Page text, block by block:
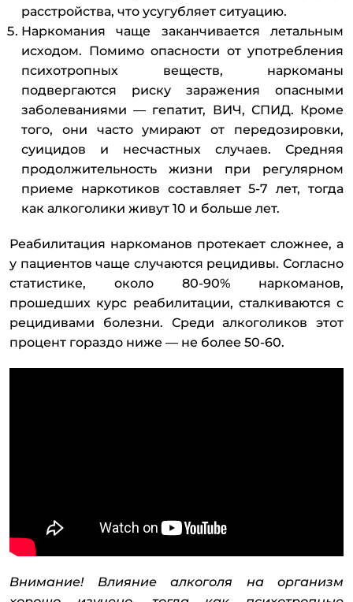
расстройства, что усугубляет ситуацию.
Наркомания чаще заканчивается летальным
исходом. Помимо опасности от употребления
психотропных веществ, наркоманы
подвергаются риску заражения опасными
заболеваниями — гепатит, ВИЧ, СПИД. Кроме
того, они часто умирают от передозировки,
суицидов и несчастных случаев. Средняя
продолжительность жизни при регулярном
приеме наркотиков составляет 5-7 лет, тогда
как алкоголики живут 10 и больше лет.
Реабилитация наркоманов протекает сложнее, а
у пациентов чаще случаются рецидивы. Согласно
статистике, около 80-90% наркоманов,
прошедших курс реабилитации, сталкиваются с
рецидивами болезни. Среди алкоголиков этот
процент гораздо ниже — не более 50-60.
Внимание! Влияние алкоголя на организм